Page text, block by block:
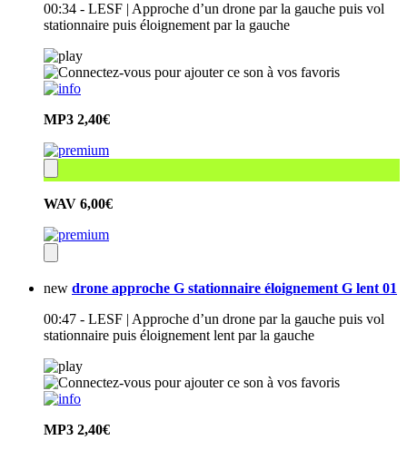
00:34 - LESF | Approche d’un drone par la gauche puis vol
stationnaire puis éloignement par la gauche
MP3 2,40€
WAV 6,00€
new drone approche G stationnaire éloignement G lent 01
00:47 - LESF | Approche d’un drone par la gauche puis vol
stationnaire puis éloignement lent par la gauche
MP3 2,40€